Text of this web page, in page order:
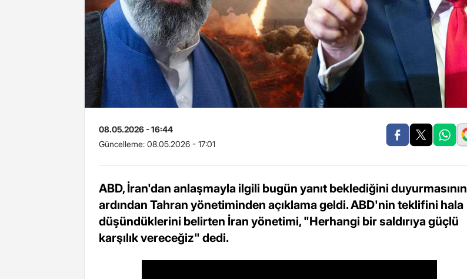
08.05.2026 - 16:44
Güncelleme: 08.05.2026 - 17:01
ABD, İran'dan anlaşmayla ilgili bugün yanıt beklediğini duyurmasının
ardından Tahran yönetiminden açıklama geldi. ABD'nin teklifini hala
düşündüklerini belirten İran yönetimi, "Herhangi bir saldırıya güçlü
karşılık vereceğiz" dedi.